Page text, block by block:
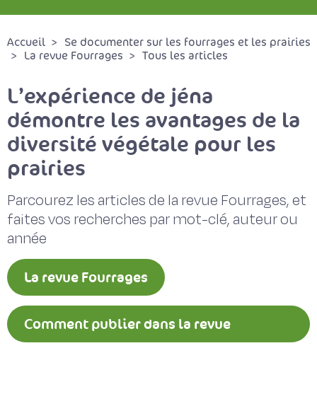
Accueil
Se documenter sur les fourrages et les prairies
La revue Fourrages
Tous les articles
L’expérience de jéna
démontre les avantages de la
diversité végétale pour les
prairies
Parcourez les articles de la revue Fourrages, et
faites vos recherches par mot-clé, auteur ou
année
La revue Fourrages
Comment publier dans la revue